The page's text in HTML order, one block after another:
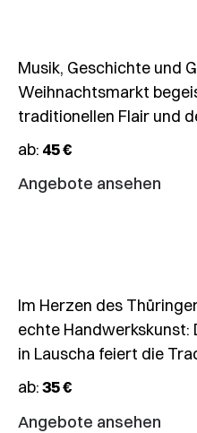
Musik, Geschichte und
Weihnachtsmarkt
traditionellen Flair und
ab: 45 €
Angebote ansehen
05.12.2026
🎄
Weihnachtsmärkte
Coburg
&
Im Herzen des
echte Handwerkskunst:
in Lauscha feiert die
ab:35 €
Angebote ansehen
09.12.2026
🎄
3-
Tagesfahrt
Advent